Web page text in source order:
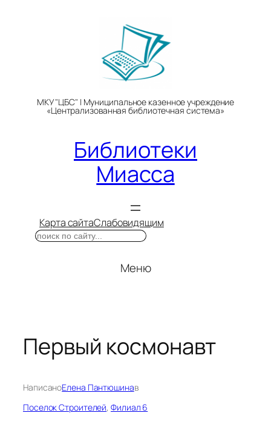
МКУ "ЦБС" | Муниципальное казенное учреждение
«Централизованная библиотечная система»
Библиотеки
Миасса
Карта сайтаСлабовидящим
Поиск
Меню
Первый космонавт
НаписаноЕлена Пантюшинав
Поселок Строителей, Филиал 6